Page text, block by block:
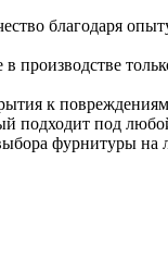
благодаря
в производстве
к повреждениям
подходит под
фурнитуры на